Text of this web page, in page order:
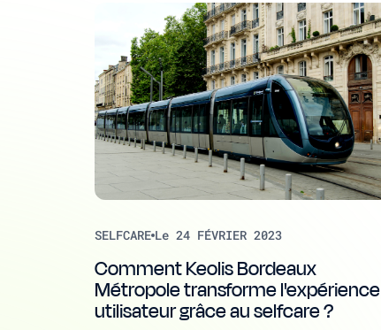
SELFCARE Le 24 FÉVRIER 2023
Comment Keolis Bordeaux
Métropole transforme l'expérience
utilisateur grâce au selfcare ?